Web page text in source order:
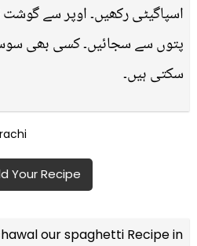
اسپاگیٹی رکھیں۔ اوپر سے
پتوں سے سجائیں۔ کسی بھی
سکتی ہیں۔
Your Recipe
our spaghetti Recipe in